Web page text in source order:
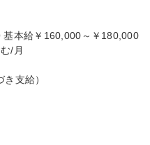
本給￥160,000～￥180,000
/月
支給）